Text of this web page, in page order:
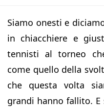
Siamo onesti e
in chiacchiere e
tennisti al torneo
come quello della
che questa volta
grandi hanno fallito.